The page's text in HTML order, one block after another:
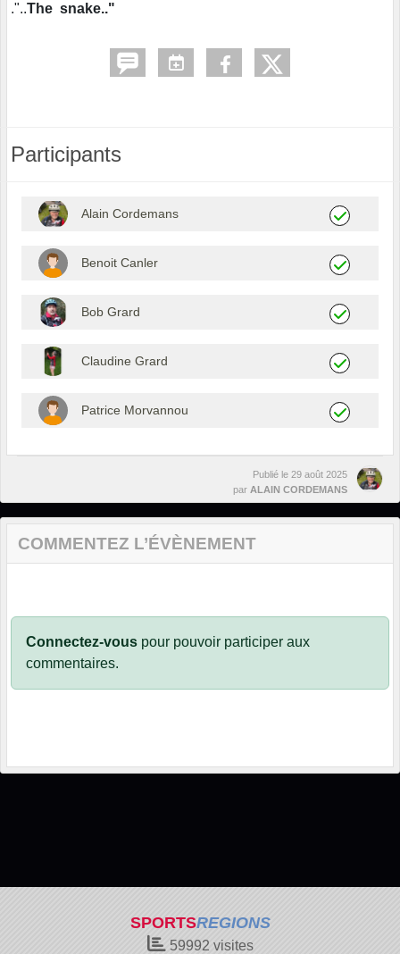
."..The snake.."
Participants
Alain Cordemans
Benoit Canler
Bob Grard
Claudine Grard
Patrice Morvannou
Publié le 29 août 2025
par ALAIN CORDEMANS
COMMENTEZ L’ÉVÈNEMENT
Connectez-vous pour pouvoir participer aux
commentaires.
SPORTSREGIONS
59992 visites